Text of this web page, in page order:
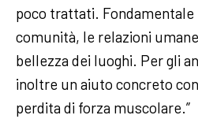
poco trattati. Fondamentale
comunità, le relazioni
bellezza dei luoghi. Per gli
inoltre un aiuto concreto
perdita di forza muscolare.”